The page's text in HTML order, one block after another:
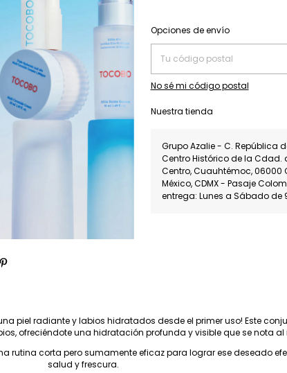
Entregas para el CP:
Opciones de envío
No sé mi código postal
Nuestra tienda
Grupo Azalie - C. República
Centro Histórico de la Cdad.
Centro, Cuauhtémoc, 06000
México, CDMX - Pasaje
entrega: Lunes a Sábado de
piel radiante y labios hidratados desde el primer uso! Este
ofreciéndote una hidratación profunda y visible que se nota al
rutina corta pero sumamente eficaz para lograr ese deseado
salud y frescura.